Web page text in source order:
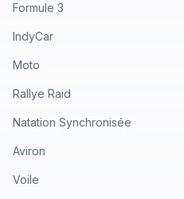
Formule 3
IndyCar
Moto
Rallye Raid
Natation Synchronisée
Aviron
Voile